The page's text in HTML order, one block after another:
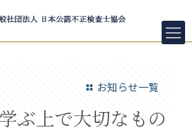
お知らせ一覧
ぶ上で大切なもの